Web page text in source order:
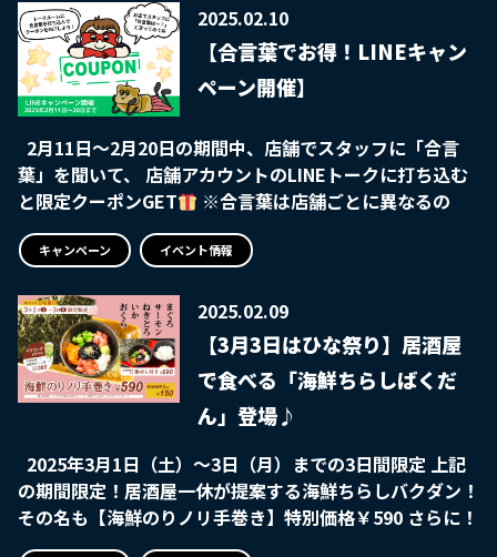
をご用意いたします。 さらに！お客様からのご要望にお
応えして、3月カード分より、過去のデザインからも選べ
るようなりました！！ ぜひお好きなデザインカードを選
んでご購入ください
※過去のデザインを含め数量に限
りがございます。 また全てのデザインが無くなり次第終
了となりますのでお早めにご注文ください。 お客様の氏
名と有効期限を印字してお送りいたします！ ◆お申込締
切は毎月15日となり、同月末に発送予定 こちらのファン
カードをもっと詳しく知りたい方、購入されたい方は下記
よりご確認ください
category_id=30
2025.02.10
【合言葉でお得！LINEキャン
ペーン開催】
葉」を聞いて、 店舗アカウントのLINEトークに打ち込む
と限定クーポンGET
※合言葉は店舗ごとに異なるの
で、いろんなお店に足を運んで楽しもう！ ぜひこの機会
にぜひ一休へお越しください
キャンペーン イベント情報
2025.02.09
【3月3日はひな祭り】居酒屋
で食べる「海鮮ちらしばくだ
ん」登場♪
2025年3月1日（土）～3日（月）までの3日間限定 上記
の期間限定！居酒屋一休が提案する海鮮ちらしバクダン！
その名も【海鮮のりノリ手巻き】特別価格￥590 さらに！
「海苔巻きといえば手巻き寿司でしょ」という方にピッタ